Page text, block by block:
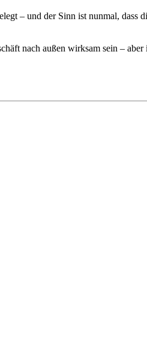
– und der Sinn ist nunmal, dass
nach außen wirksam sein – aber